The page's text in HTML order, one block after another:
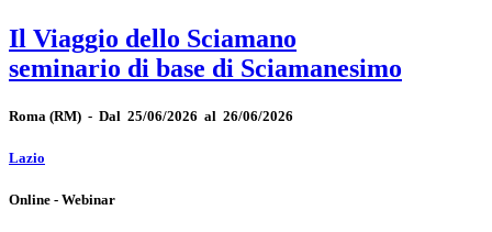
Il Viaggio dello Sciamano
seminario di base di Sciamanesimo
Roma (RM) - Dal 25/06/2026 al 26/06/2026
Lazio
Online - Webinar